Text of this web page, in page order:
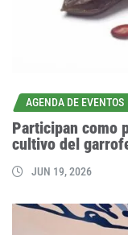
AGENDA DE EVENTOS
Participan como
cultivo del
JUN 19, 2026